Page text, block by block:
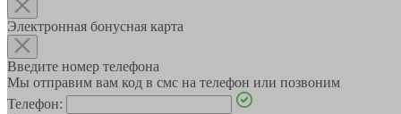
Электронная бонусная карта
Введите номер телефона
Мы отправим вам код в смс на телефон или позвоним
Телефон: